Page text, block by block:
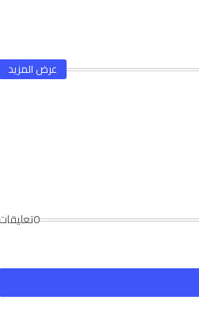
عرض المزيد
0تعليقات